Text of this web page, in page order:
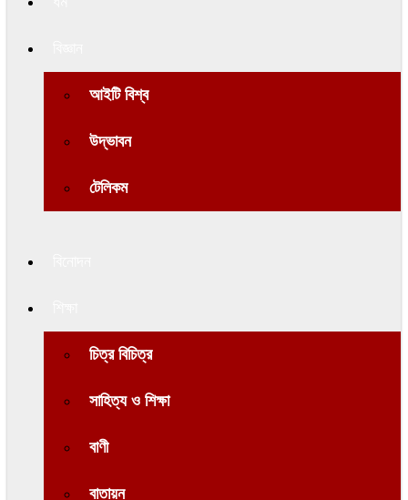
আইটি বিশ্ব
উদ্ভাবন
টেলিকম
চিত্র বিচিত্র
সাহিত্য ও শিক্ষা
বাণী
বাতায়ন